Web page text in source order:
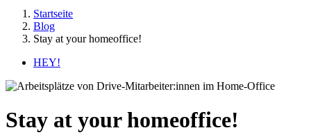
Startseite
Blog
Stay at your homeoffice!
HEY!
Stay at your homeoffice!